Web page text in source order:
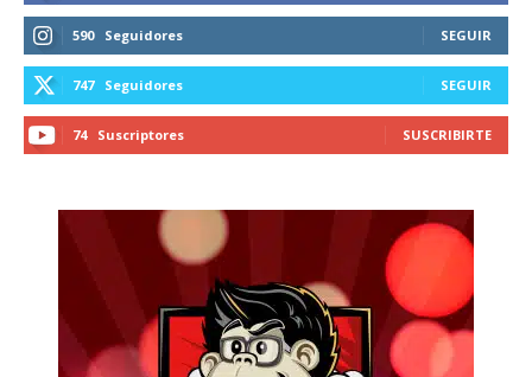
590 Seguidores SEGUIR
747 Seguidores SEGUIR
74 Suscriptores SUSCRIBIRTE